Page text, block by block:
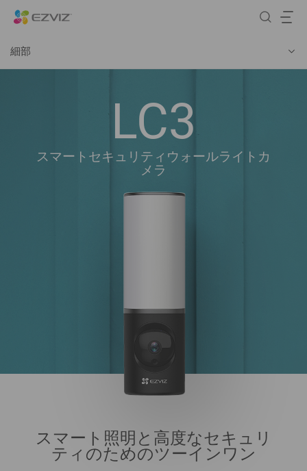
細部
LC3
スマートセキュリティウォールライトカ
メラ
スマート照明と高度なセキュリ
ティのためのツーインワン